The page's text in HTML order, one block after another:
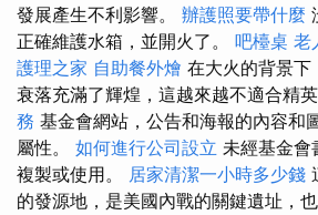
發展產生不利影響。 辦護照要帶什麼
正確維護水箱，並開火了。 吧檯桌 老
護理之家 自助餐外燴 在大火的背景下
衰落充滿了輝煌，這越來越不適合精英
務 基金會網站，公告和海報的內容和
屬性。 如何進行公司設立 未經基金會
複製或使用。 居家清潔一小時多少錢
的發源地，是美國內戰的關鍵遺址，